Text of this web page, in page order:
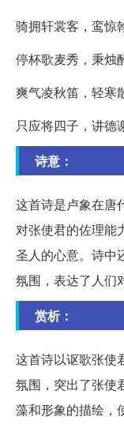
骑拥轩裳客，鸾惊
停杯歌麦秀，秉烛
爽气凌秋笛，轻寒
只应将四子，讲德
诗意：
这首诗是卢象在唐
对张使君的佐理能
圣人的心意。诗中
氛围，表达了人们
赏析：
这首诗以讴歌张使
氛围，突出了张使
藻和形象的描绘，